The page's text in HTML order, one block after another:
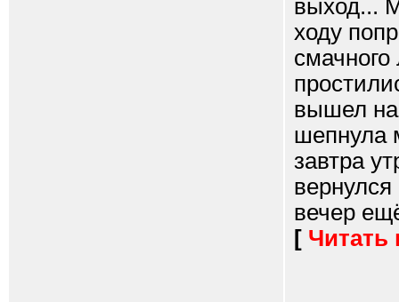
выход...
ходу
вышел на
шепнула
завтра
вечер
[ Читать